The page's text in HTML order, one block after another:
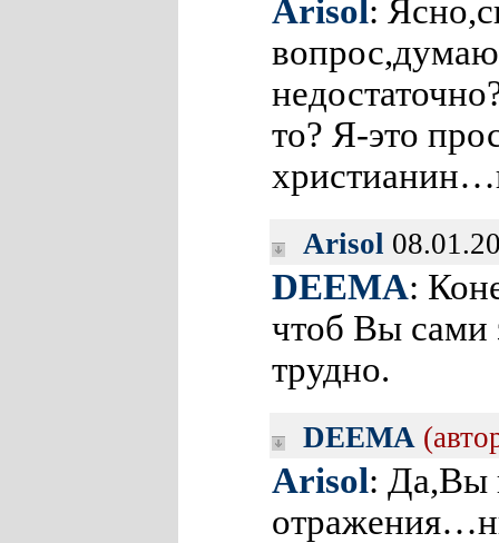
Arisol:
то? Я-это
Arisol
DEEMA:
чтоб Вы сами
трудно.
DEEMA
Arisol: Да,Вы